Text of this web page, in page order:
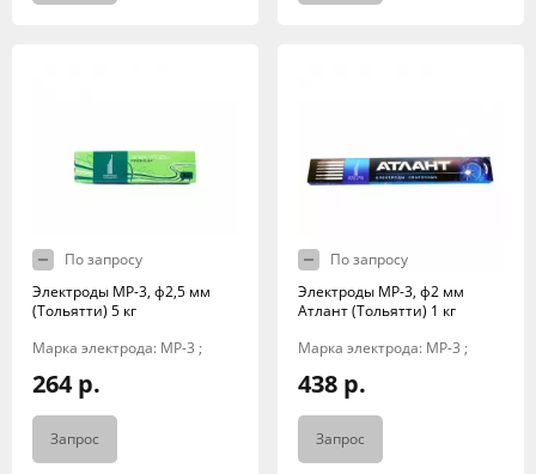
По запросу
Электроды МР-3, ф2,5 мм
(Тольятти) 5 кг
Марка электрода: МР-3 ;
264 р.
Запрос
По запросу
Электроды МР-3, ф2 мм
Атлант (Тольятти) 1 кг
Марка электрода: МР-3 ;
438 р.
Запрос